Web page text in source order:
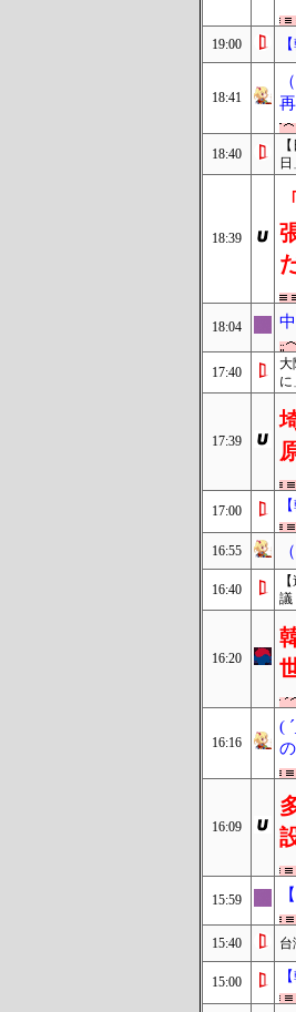
19:00
18:41
18:40
18:39
18:04
17:40
大
に
17:39
17:00
16:55
16:40
議
16:20
16:16
(
16:09
15:59
15:40
15:00